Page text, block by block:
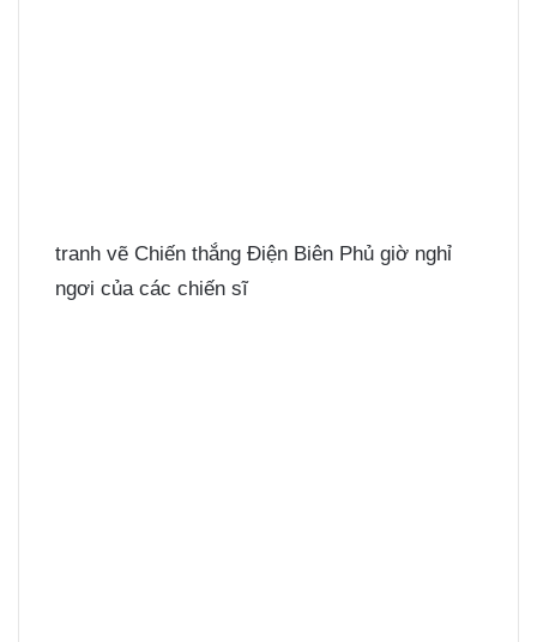
tranh vẽ Chiến thắng Điện Biên Phủ giờ nghỉ
ngơi của các chiến sĩ